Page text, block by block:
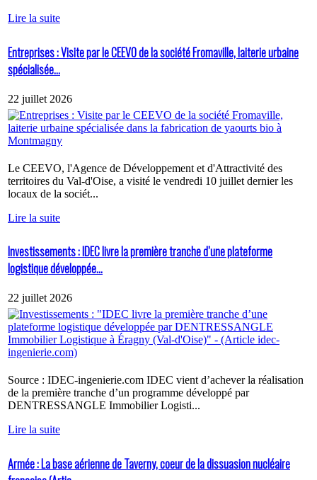
Lire la suite
Entreprises : Visite par le CEEVO de la société Fromaville, laiterie urbaine
spécialisée...
22 juillet 2026
Le CEEVO, l'Agence de Développement et d'Attractivité des
territoires du Val-d'Oise, a visité le vendredi 10 juillet dernier les
locaux de la sociét...
Lire la suite
Investissements : IDEC livre la première tranche d’une plateforme
logistique développée...
22 juillet 2026
Source : IDEC-ingenierie.com IDEC vient d’achever la réalisation
de la première tranche d’un programme développé par
DENTRESSANGLE Immobilier Logisti...
Lire la suite
Armée : La base aérienne de Taverny, coeur de la dissuasion nucléaire